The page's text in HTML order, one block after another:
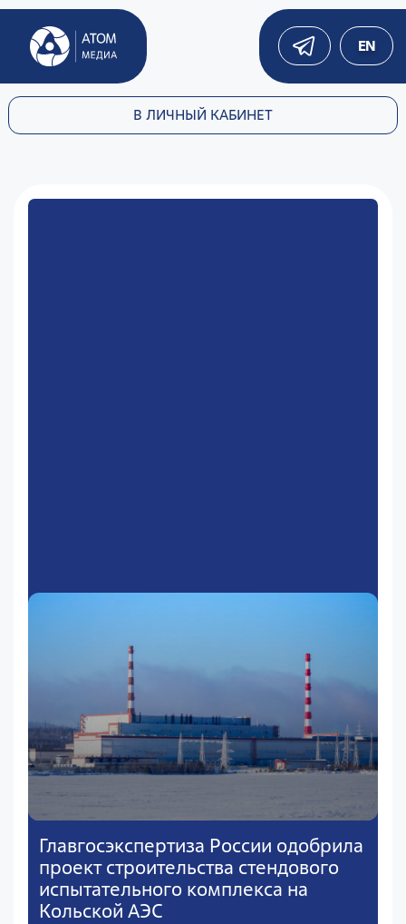
EN
В ЛИЧНЫЙ КАБИНЕТ
Главгосэкспертиза России одобрила
проект строительства стендового
испытательного комплекса на
Кольской АЭС